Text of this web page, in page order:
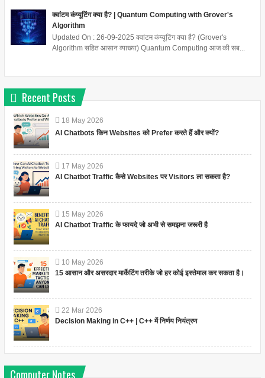
क्वांटम कंप्यूटिंग क्या है? | Quantum Computing with Grover's
Algorithm
Updated On : 26-09-2025 क्वांटम कंप्यूटिंग क्या है? (Grover's
Algorithm सहित आसान व्याख्या) Quantum Computing आज की सब...
Recent Posts
18 May 2026
AI Chatbots किन Websites को Prefer करते हैं और क्यों?
17 May 2026
AI Chatbot Traffic कैसे Websites पर Visitors ला सकता है?
15 May 2026
AI Chatbot Traffic के फायदे जो अभी से समझना जरूरी है
10 May 2026
15 आसान और असरदार मार्केटिंग तरीके जो हर कोई इस्तेमाल कर सकता है।
22 Mar 2026
Decision Making in C++ | C++ में निर्णय नियंत्रण
Computer Notes